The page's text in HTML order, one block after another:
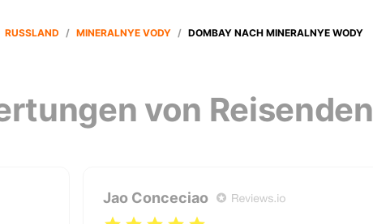
RUSSLAND / MINERALNYE VODY / DOMBAY NACH MINERALNYE WODY
von Reisenden
Jao Conceciao